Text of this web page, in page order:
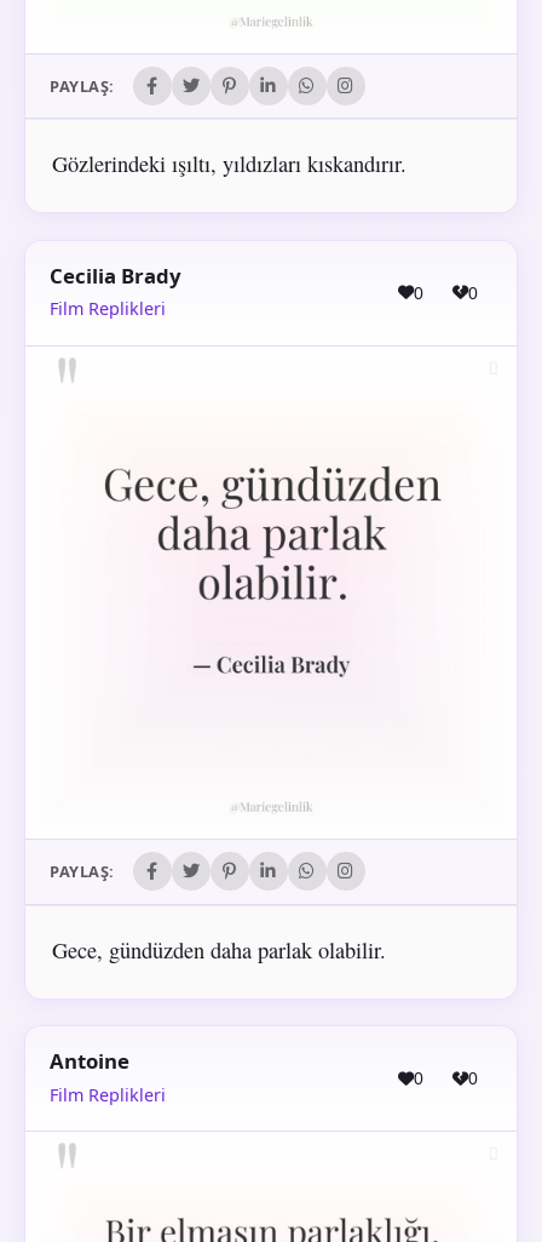
PAYLAŞ:
Gözlerindeki ışıltı, yıldızları kıskandırır.
Cecilia Brady
Film Replikleri
0 0
PAYLAŞ:
Gece, gündüzden daha parlak olabilir.
Antoine
Film Replikleri
0 0